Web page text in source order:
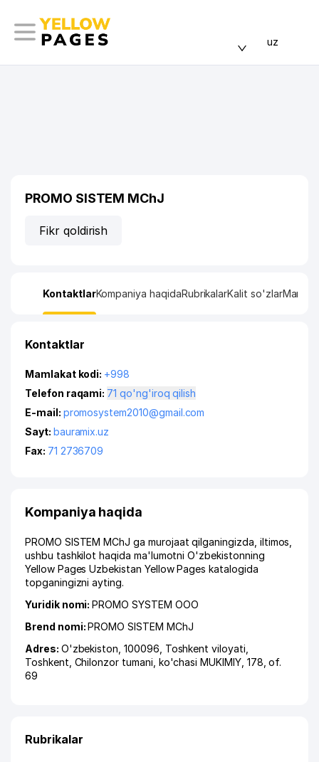
uz
PROMO SISTEM MChJ
Fikr qoldirish
KontaktlarKompaniya haqidaRubrikalarKalit so'zlarManzil
Kontaktlar
Mamlakat kodi: +998
Telefon raqami:
71 qo'ng'iroq qilish
E-mail: promosystem2010@gmail.com
Sayt: bauramix.uz
Fax: 71 2736709
Kompaniya haqida
PROMO SISTEM MChJ ga murojaat qilganingizda, iltimos,
ushbu tashkilot haqida ma'lumotni O'zbekistonning
Yellow Pages Uzbekistan Yellow Pages katalogida
topganingizni ayting.
Yuridik nomi:PROMO SYSTEM ООО
Brend nomi:PROMO SISTEM MChJ
Adres: O'zbekiston, 100096, Toshkent viloyati
Toshkent Chilonzor tumani ko'chasi MUKIMIY, 178, of.
69
Rubrikalar